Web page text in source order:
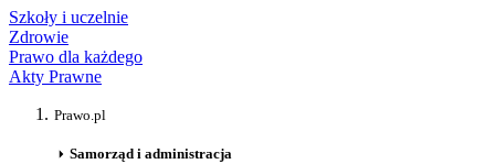
Szkoły i uczelnie
Zdrowie
Prawo dla każdego
Akty Prawne
Prawo.pl
Samorząd i administracja